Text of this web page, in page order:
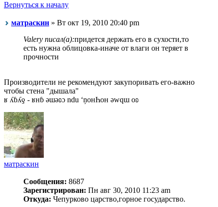
Вернуться к началу
матраскин » Вт окт 19, 2010 20:40 pm
Valery писал(а):придется держать его в сухости,то
есть нужна облицовка-иначе от влаги он теряет в
прочности
Производители не рекомендуют закупоривать его-важно
чтобы стена "дышала"
ʁ ʎɓʎƍ - ʁнɓ ǝɯǝʚɔ ndu ‘ņонҺон ǝwqɯ оʚ
матраскин
Сообщения: 8687
Зарегистрирован: Пн авг 30, 2010 11:23 am
Откуда: Чепурково царство,горное государство.